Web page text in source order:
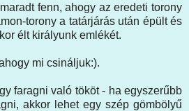
fenn, ahogy az eredeti torony
torony a tatárjárás után épült és
élt királyunk emlékét.
mi csináljuk:).
faragni való tököt - ha egyszerűbb
akkor lehet egy szép gömbölyű